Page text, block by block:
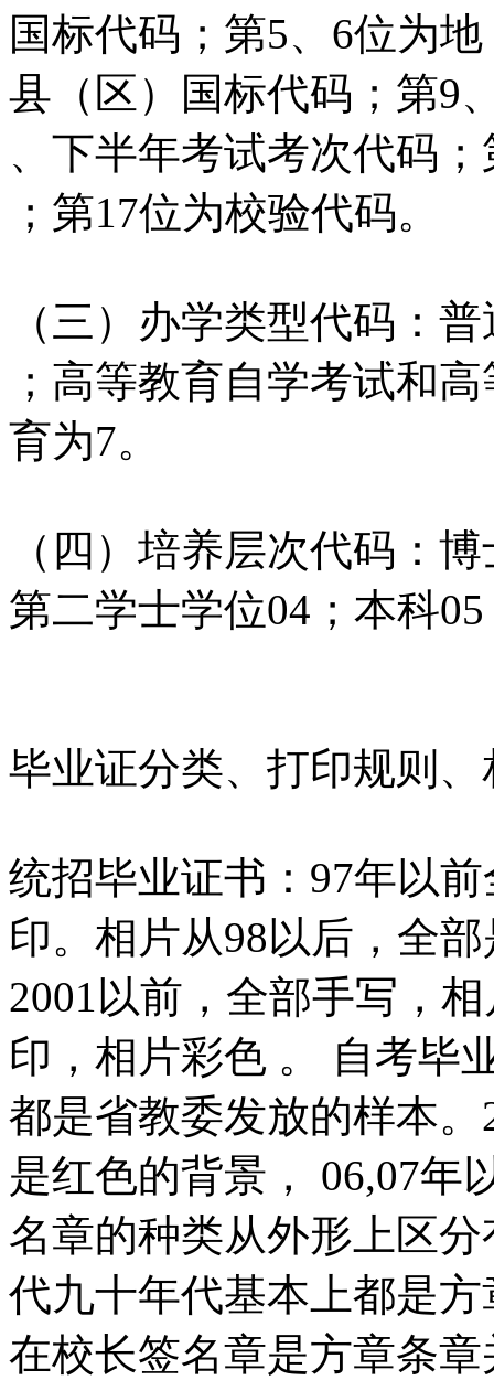
国标代码；第5、6位为
县（区）国标代码；第9
、下半年考试考次代码
；第17位为校验代码。
（三）办学类型代码：
；高等教育自学考试和
育为7。
（四）培养层次代码：
第二学士学位04；本科
毕业证分类、打印规则
统招毕业证书：97年以
印。相片从98以后，全
2001以前，全部手写，
印，相片彩色 。 自考毕
都是省教委发放的样本
是红色的背景， 06,07年
名章的种类从外形上区
代九十年代基本上都是
在校长签名章是方章条